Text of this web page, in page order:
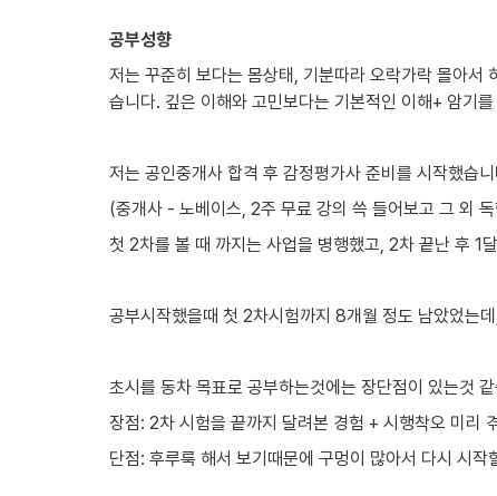
공부성향
저는 꾸준히 보다는 몸상태, 기분따라 오락가락 몰아서
습니다. 깊은 이해와 고민보다는 기본적인 이해+ 암기
저는 공인중개사 합격 후 감정평가사 준비를 시작했습
(중개사 - 노베이스, 2주 무료 강의 쓱 들어보고 그 외
첫 2차를 볼 때 까지는 사업을 병행했고, 2차 끝난 후 1
공부시작했을때 첫 2차시험까지 8개월 정도 남았었는
초시를 동차 목표로 공부하는것에는 장단점이 있는것
장점: 2차 시험을 끝까지 달려본 경험 + 시행착오 미리
단점: 후루룩 해서 보기때문에 구멍이 많아서 다시 시